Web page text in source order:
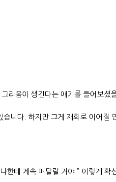
움이 생긴다는 얘기를 들어보
니다. 하지만 그게 재회로 이어
테 계속 매달릴 거야.” 이렇게